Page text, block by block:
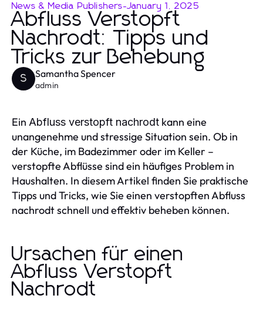
News & Media Publishers-January 1, 2025
Abfluss Verstopft
Nachrodt: Tipps und
Tricks zur Behebung
S Samantha Spencer
admin
Ein Abfluss verstopft nachrodt kann eine
unangenehme und stressige Situation sein. Ob in
der Küche, im Badezimmer oder im Keller –
verstopfte Abflüsse sind ein häufiges Problem in
Haushalten. In diesem Artikel finden Sie praktische
Tipps und Tricks, wie Sie einen verstopften Abfluss
nachrodt schnell und effektiv beheben können.
Ursachen für einen
Abfluss Verstopft
Nachrodt